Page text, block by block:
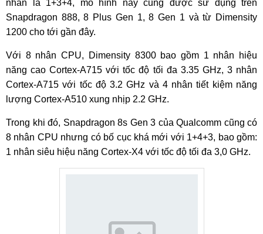
nhân là 1+3+4, mô hình này cũng được sử dụng trên
Snapdragon 888, 8 Plus Gen 1, 8 Gen 1 và từ Dimensity
1200 cho tới gần đây.
Với 8 nhân CPU, Dimensity 8300 bao gồm 1 nhân hiệu
năng cao Cortex-A715 với tốc độ tối đa 3.35 GHz, 3 nhân
Cortex-A715 với tốc độ 3.2 GHz và 4 nhân tiết kiệm năng
lượng Cortex-A510 xung nhịp 2.2 GHz.
Trong khi đó, Snapdragon 8s Gen 3 của Qualcomm cũng có
8 nhân CPU nhưng có bố cục khá mới với 1+4+3, bao gồm:
1 nhân siêu hiệu năng Cortex-X4 với tốc độ tối đa 3,0 GHz.